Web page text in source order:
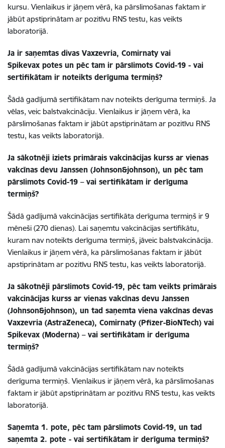
kursu. Vienlaikus ir jāņem vērā, ka pārslimošanas faktam ir
jābūt apstiprinātam ar pozitīvu RNS testu, kas veikts
laboratorijā.
Ja ir saņemtas divas Vaxzevria, Comirnaty vai
Spikevax potes un pēc tam ir pārslimots Covid-19 - vai
sertifikātam ir noteikts derīguma termiņš?
Šādā gadījumā sertifikātam nav noteikts derīguma termiņš. Ja
vēlas, veic balstvakcināciju. Vienlaikus ir jāņem vērā, ka
pārslimošanas faktam ir jābūt apstiprinātam ar pozitīvu RNS
testu, kas veikts laboratorijā.
Ja sākotnēji iziets primārais vakcinācijas kurss ar vienas
vakcīnas devu Janssen (Johnson&johnson), un pēc tam
pārslimots Covid-19 – vai sertifikātam ir derīguma
termiņš?
Šādā gadījumā vakcinācijas sertifikāta derīguma termiņš ir 9
mēneši (270 dienas). Lai saņemtu vakcinācijas sertifikātu,
kuram nav noteikts derīguma termiņš, jāveic balstvakcinācija.
Vienlaikus ir jāņem vērā, ka pārslimošanas faktam ir jābūt
apstiprinātam ar pozitīvu RNS testu, kas veikts laboratorijā.
Ja sākotnēji pārslimots Covid-19, pēc tam veikts primārais
vakcinācijas kurss ar vienas vakcīnas devu Janssen
(Johnson&johnson), un tad saņemta viena vakcīnas devas
Vaxzevria (AstraZeneca), Comirnaty (Pfizer-BioNTech) vai
Spikevax (Moderna) – vai sertifikātam ir derīguma
termiņš?
Šādā gadījumā vakcinācijas sertifikātam nav noteikts
derīguma termiņš. Vienlaikus ir jāņem vērā, ka pārslimošanas
faktam ir jābūt apstiprinātam ar pozitīvu RNS testu, kas veikts
laboratorijā.
Saņemta 1. pote, pēc tam pārslimots Covid-19, un tad
saņemta 2. pote - vai sertifikātam ir derīguma termiņš?